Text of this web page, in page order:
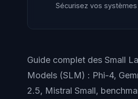
Sécurisez vos systèmes
Guide complet des Small
Models (SLM) : Phi-4,
2.5, Mistral Small,